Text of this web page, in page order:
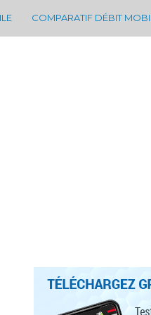
COMPARATIF DÉBIT